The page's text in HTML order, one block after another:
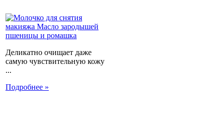
Деликатно очищает даже
самую чувствительную кожу
...
Подробнее »